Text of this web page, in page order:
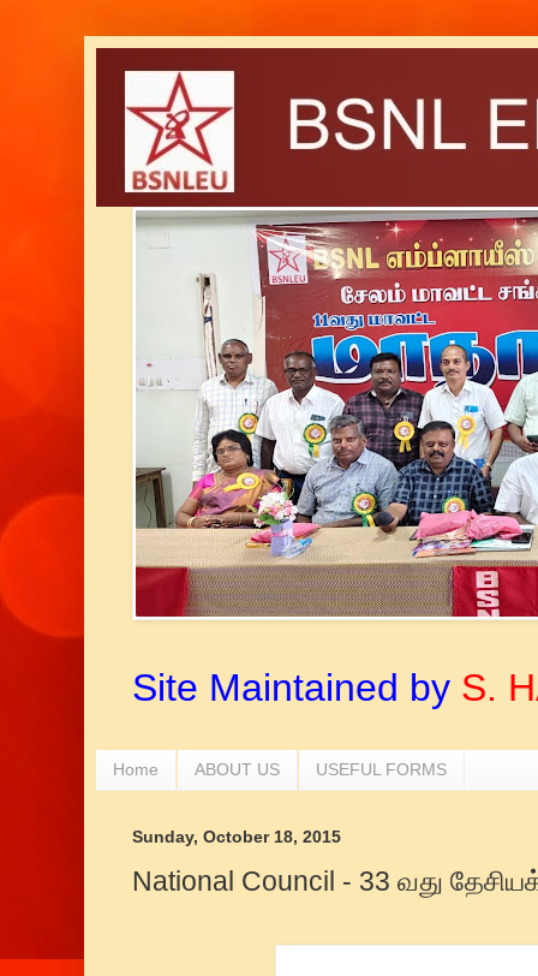
Site Maintained by S.
Home ABOUT US USEFUL FORMS
Sunday, October 18, 2015
National Council - 33 வது